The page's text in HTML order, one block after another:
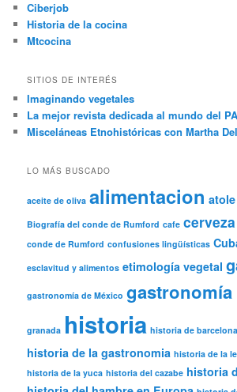
Ciberjob
Historia de la cocina
Mtcocina
SITIOS DE INTERÉS
Imaginando vegetales
La mejor revista dedicada al mundo del
Misceláneas Etnohistóricas con Martha
LO MÁS BUSCADO
aceite de oliva alimentacion atole
Biografía del conde de Rumford cafe cerveza
conde de Rumford confusiones lingüísticas
esclavitud y alimentos etimología vegetal
gastronomía de México gastronomía
granada historia historia de
historia de la gastronomia historia de la
historia de la yuca historia del cazabe historia